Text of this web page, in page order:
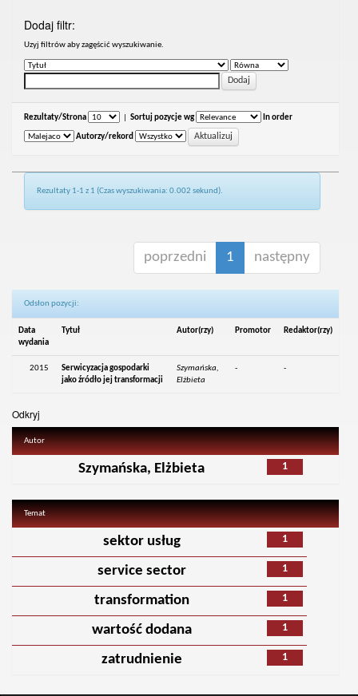
Dodaj filtr:
Uzyj filtrów aby zagęścić wyszukiwanie.
Rezultaty/Strona Sortuj pozycje wg In order
Autorzy/rekord
Rezultaty 1-1 z 1 (Czas wyszukiwania: 0.002 sekund).
poprzedni 1 następny
Odsłon pozycji:
Data
wydania
Tytuł Autor(rzy) Promotor Redaktor(rzy)
2015
Serwicyzacja gospodarki
jako źródło jej transformacji
Szymańska,
Elżbieta
- -
Odkryj
Autor
1
Szymańska, Elżbieta
Temat
1
sektor usług
1
service sector
1
transformation
1
wartość dodana
1
zatrudnienie